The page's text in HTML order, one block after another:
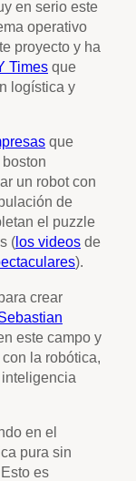
en serio este
operativo
proyecto y ha
Times que
logística y
que
un robot con
de
el puzzle
( los videos de
).
crear
este campo y
la robótica,
en el
pura sin
es